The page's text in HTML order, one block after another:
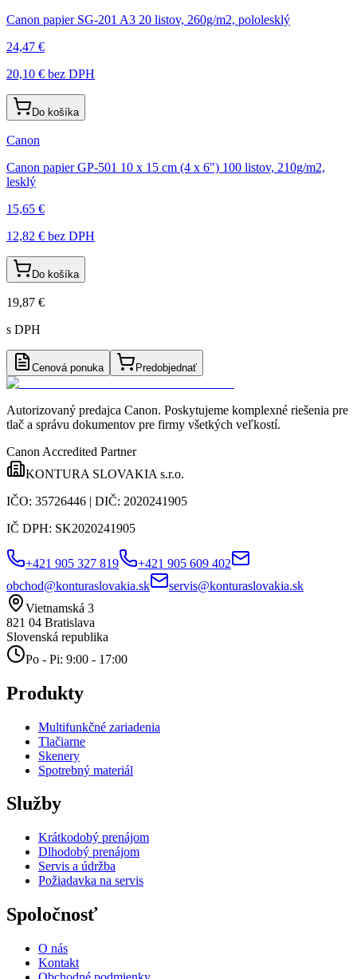
Canon papier SG-201 A3 20 listov, 260g/m2, pololesklý
24,47 €
20,10 € bez DPH
Do košíka
Canon
Canon papier GP-501 10 x 15 cm (4 x 6") 100 listov, 210g/m2,
lesklý
15,65 €
12,82 € bez DPH
Do košíka
19,87 €
s DPH
Cenová ponuka Predobjednať
Autorizovaný predajca Canon. Poskytujeme komplexné riešenia pre
tlač a správu dokumentov pre firmy všetkých veľkostí.
Canon Accredited Partner
KONTURA SLOVAKIA s.r.o.
IČO: 35726446 | DIČ: 2020241905
IČ DPH: SK2020241905
+421 905 327 819
+421 905 609 402
obchod@konturaslovakia.sk
servis@konturaslovakia.sk
Vietnamská 3
821 04 Bratislava
Slovenská republika
Po - Pi: 9:00 - 17:00
Produkty
Multifunkčné zariadenia
Tlačiarne
Skenery
Spotrebný materiál
Služby
Krátkodobý prenájom
Dlhodobý prenájom
Servis a údržba
Požiadavka na servis
Spoločnosť
O nás
Kontakt